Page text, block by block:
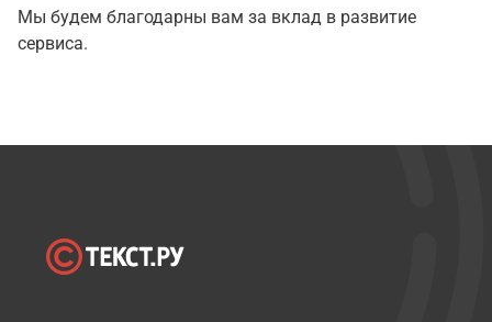
Мы будем благодарны вам за вклад в развитие
сервиса.